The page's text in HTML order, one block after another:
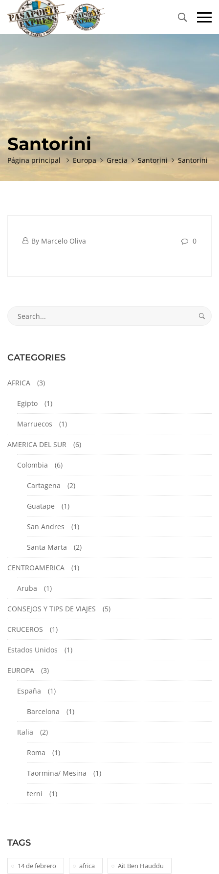
Menu
Santorini
Página principal Europa Grecia Santorini Santorini
octubre
By Marcelo Oliva 0
06T21:43:08-
CATEGORIES
AFRICA (3)
Egipto (1)
Marruecos (1)
AMERICA DEL SUR (6)
Colombia (6)
Cartagena (2)
Guatape (1)
San Andres (1)
Santa Marta (2)
CENTROAMERICA (1)
Aruba (1)
CONSEJOS Y TIPS DE VIAJES (5)
CRUCEROS (1)
Estados Unidos (1)
EUROPA (3)
España (1)
Barcelona (1)
Italia (2)
Roma (1)
Taormina/ Mesina (1)
terni (1)
TAGS
14 de febrero africa Ait Ben Hauddu